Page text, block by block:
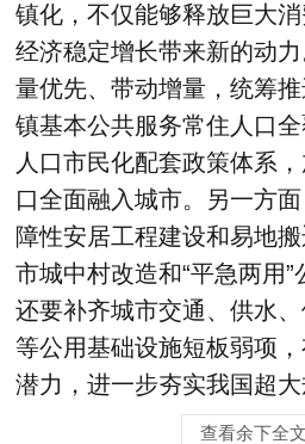
镇化，不仅能够释放巨大
经济稳定增长带来新的动
量优先、带动增量，统筹
镇基本公共服务常住人口
人口市民化配套政策体系
口全面融入城市。另一方
障性安居工程建设和易地
市城中村改造和“平急两用”
还要补齐城市交通、供水
等公用基础设施短板弱项
潜力，进一步夯实我国超大
查看余下全文